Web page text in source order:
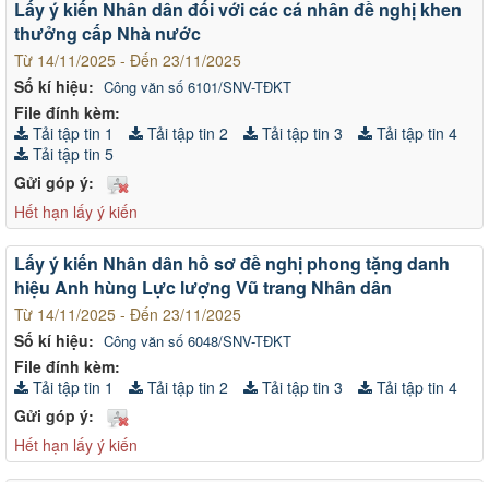
Số kí hiệu: Công văn số 6101/SNV-TĐKT
Lấy ý kiến Nhân dân đối với các cá nhân đề nghị khen
thưởng cấp Nhà nước
Từ 14/11/2025 - Đến 23/11/2025
File đính kèm:
Tải tập tin 1
Tải tập tin 2 Tải tập tin 3
Tải tập tin 4
Tải tập tin 5
Gửi góp ý:
Hết hạn lấy ý kiến
Số kí hiệu: Công văn số 6048/SNV-TĐKT
Lấy ý kiến Nhân dân hồ sơ đề nghị phong tặng danh
hiệu Anh hùng Lực lượng Vũ trang Nhân dân
Từ 14/11/2025 - Đến 23/11/2025
File đính kèm:
Tải tập tin 1
Tải tập tin 2 Tải tập tin 3
Tải tập tin 4
Gửi góp ý:
Hết hạn lấy ý kiến